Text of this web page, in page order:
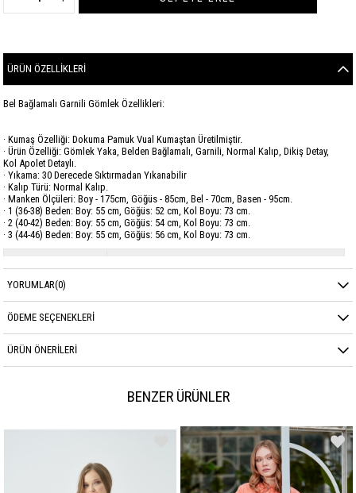
ÜRÜN ÖZELLIKLERI
Bel Bağlamalı Garnili Gömlek Özellikleri:
· Kumaş Özelliği: Dokuma Pamuk Vual Kumaştan Üretilmiştir.
· Ürün Özelliği: Gömlek Yaka, Belden Bağlamalı, Garnili, Normal Kalıp, Dikiş Detay,
Kol Apolet Detaylı.
· Yıkama: 30 Derecede Sıktırmadan Yıkanabilir
· Kalıp Türü: Normal Kalıp.
· Manken Ölçüleri: Boy - 175cm, Göğüs - 85cm, Bel - 70cm, Basen - 95cm.
· 1 (36-38) Beden: Boy: 55 cm, Göğüs: 52 cm, Kol Boyu: 73 cm.
· 2 (40-42) Beden: Boy: 55 cm, Göğüs: 54 cm, Kol Boyu: 73 cm.
· 3 (44-46) Beden: Boy: 55 cm, Göğüs: 56 cm, Kol Boyu: 73 cm.
Sezon
Kumaş Cinsi
YORUMLAR(0)
ÖDEME SEÇENEKLERI
ÜRÜN ÖNERILERI
BENZER ÜRÜNLER